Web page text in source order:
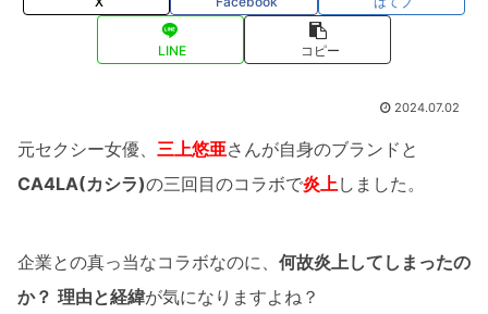
LINE コピー
2024.07.02
元セクシー女優、 三上悠亜さんが自身のブランドと
CA4LA(カシラ)の三回目のコラボで炎上 しました。
企業との真っ当なコラボなのに、 何故炎上してしまったの
か？ 理由と経緯が気になりますよね？